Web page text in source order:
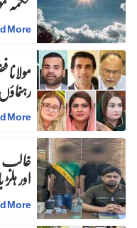
More
More
اور ہلڑ
More